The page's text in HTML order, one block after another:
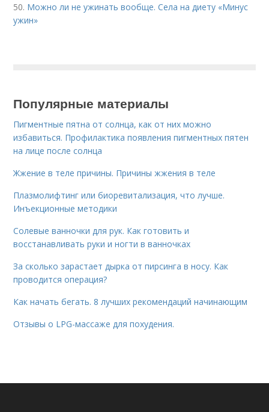
50. Можно ли не ужинать вообще. Села на диету «Минус
ужин»
Популярные материалы
Пигментные пятна от солнца, как от них можно
избавиться. Профилактика появления пигментных пятен
на лице после солнца
Жжение в теле причины. Причины жжения в теле
Плазмолифтинг или биоревитализация, что лучше.
Инъекционные методики
Солевые ванночки для рук. Как готовить и
восстанавливать руки и ногти в ванночках
За сколько зарастает дырка от пирсинга в носу. Как
проводится операция?
Как начать бегать. 8 лучших рекомендаций начинающим
Отзывы о LPG-массаже для похудения.